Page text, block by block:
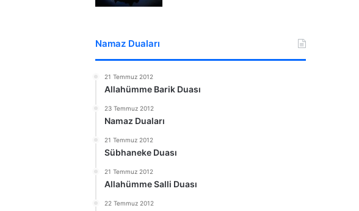
Namaz Duaları
21 Temmuz 2012
Allahümme Barik Duası
23 Temmuz 2012
Namaz Duaları
21 Temmuz 2012
Sübhaneke Duası
21 Temmuz 2012
Allahümme Salli Duası
22 Temmuz 2012